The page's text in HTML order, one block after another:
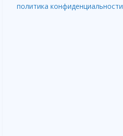
политика конфиденциальности